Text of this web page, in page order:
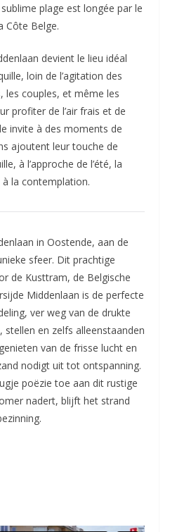
plage est longée par le
Côte Belge.
devient le lieu idéal
loin de l’agitation des
les couples, et même les
profiter de l’air frais et de
invite à des moments de
ajoutent leur touche de
à l’approche de l’été, la
la contemplation.
in Oostende, aan de
sfeer. Dit prachtige
de Kusttram, de Belgische
Middenlaan is de perfecte
ver weg van de drukte
stellen en zelfs alleenstaanden
van de frisse lucht en
nodigt uit tot ontspanning.
poëzie toe aan dit rustige
nadert, blijft het strand